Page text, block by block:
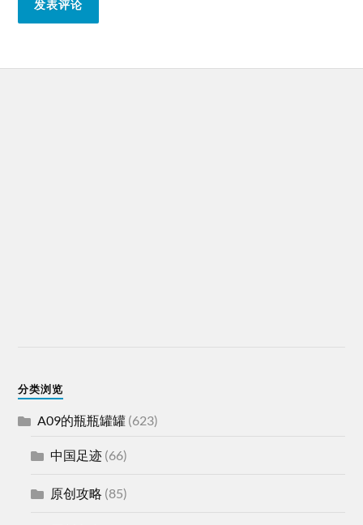
分类浏览
A09的瓶瓶罐罐 (623)
中国足迹 (66)
原创攻略 (85)